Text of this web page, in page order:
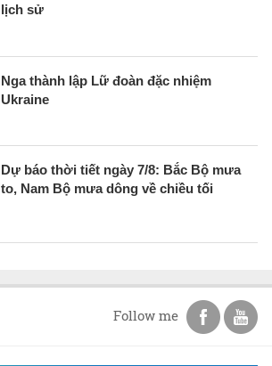
lịch sử
Nga thành lập Lữ đoàn đặc nhiệm
Ukraine
Dự báo thời tiết ngày 7/8: Bắc Bộ mưa
to, Nam Bộ mưa dông về chiều tối
Follow me